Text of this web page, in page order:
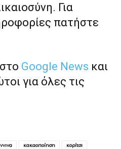
Για
πατήστε
Google News και
για όλες τις
κακαοποίηση
κορίτσι